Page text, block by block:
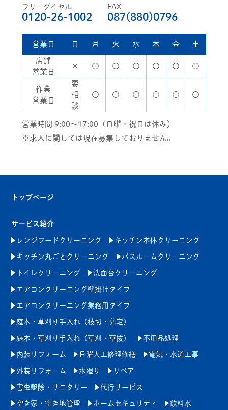
フリーダイヤル
0120-26-1002
FAX
087(880)0796
営業日 日 月 火 水 木 金 土
店舗
営業日
× 〇 〇 〇 〇 〇 〇
作業
営業日
要
相
談
〇 〇 〇 〇 〇 〇
営業時間 9:00～17:00（日曜・祝日は休み）
※求人に関しては現在募集しておりません。
トップページ
サービス紹介
レンジフードクリーニング キッチン本体クリーニング
キッチン丸ごとクリーニング バスルームクリーニング
トイレクリーニング 洗面台クリーニング
エアコンクリーニング壁掛けタイプ
エアコンクリーニング業務用タイプ
庭木・草刈り手入れ（枝切・剪定）
庭木・草刈り手入れ（草刈・草抜） 不用品処理
内装リフォーム 日曜大工修理修繕 電気・水道工事
外装リフォーム 水廻り リペア
害虫駆除・サニタリー 代行サービス
空き家・空き地管理 ホームセキュリティ 飲料水